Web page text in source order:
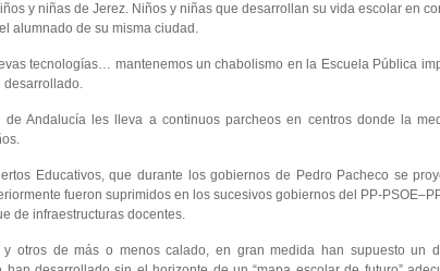
y niñas de Jerez. Niños y niñas que desarrollan su vida escolar en
alumnado de su misma ciudad.
tecnologías… mantenemos un chabolismo en la Escuela Pública
desarrollado.
Andalucía les lleva a continuos parcheos en centros donde la
Educativos, que durante los gobiernos de Pedro Pacheco se
fueron suprimidos en los sucesivos gobiernos del PP-
de infraestructuras docentes.
y otros de más o menos calado, en gran medida han supuesto un